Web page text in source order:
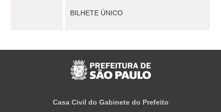
BILHETE ÚNICO
Casa Civil do Gabinete do Prefeito